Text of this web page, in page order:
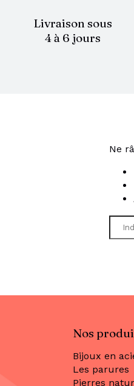
Livraison sous
4 à 6 jours
Ne
Nos
Bijoux en
Les parures
Pierres